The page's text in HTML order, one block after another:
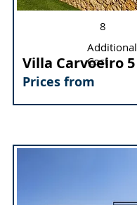
3
8
Additional
Cost
Villa Carvoeiro 5
Prices from
Sleeps